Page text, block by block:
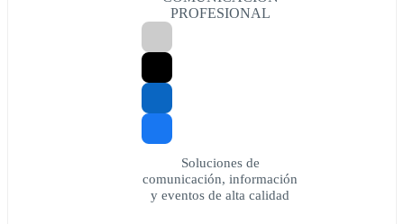
PROFESIONAL
Soluciones de
comunicación, información
y eventos de alta calidad